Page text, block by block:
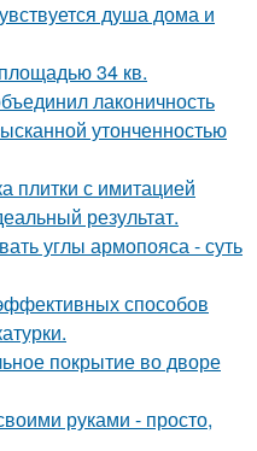
душа дома и
34 кв.
лаконичность
утонченностью
плитки с имитацией
результат.
углы армопояса - суть
способов
покрытие во дворе
руками - просто,